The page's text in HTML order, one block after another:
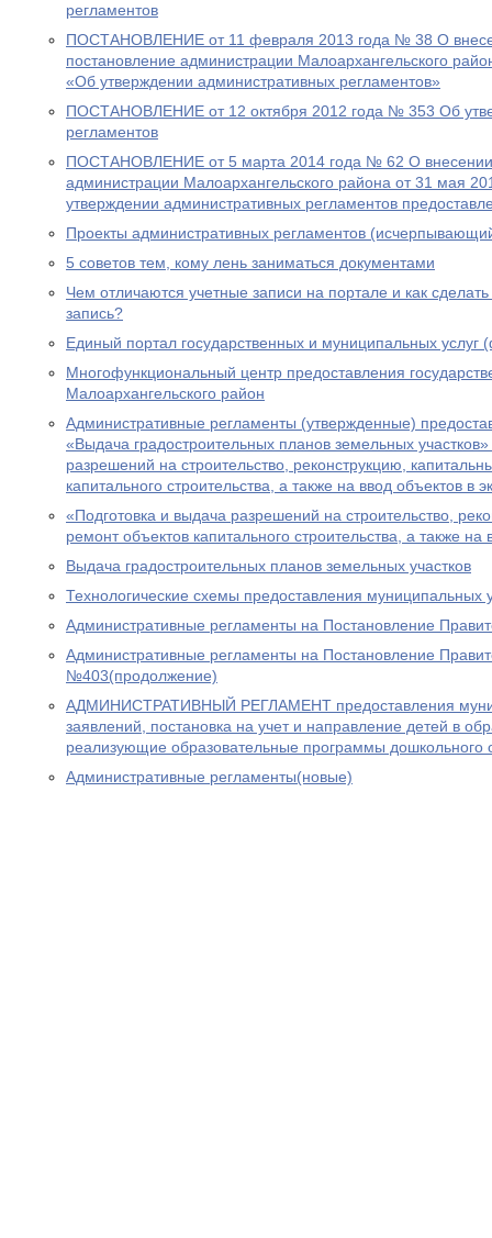
регламентов
ПОСТАНОВЛЕНИЕ от 11 февраля 2013 года № 38 О
постановление администрации Малоархангельского
«Об утверждении административных регламентов»
ПОСТАНОВЛЕНИЕ от 12 октября 2012 года № 353 Об
регламентов
ПОСТАНОВЛЕНИЕ от 5 марта 2014 года № 62 О внесении
администрации Малоархангельского района от 31 мая
утверждении административных регламентов
Проекты административных регламентов
5 советов тем, кому лень заниматься документами
Чем отличаются учетные записи на портале и как
запись?
Единый портал государственных и муниципальных услуг
Многофункциональный центр предоставления
Малоархангельского район
Административные регламенты (утвержденные)
«Выдача градостроительных планов земельных
разрешений на строительство, реконструкцию,
капитального строительства, а также на ввод объектов в
«Подготовка и выдача разрешений на строительство,
ремонт объектов капитального строительства, а также
Выдача градостроительных планов земельных участков
Технологические схемы предоставления
Административные регламенты на Постановление
Административные регламенты на Постановление
№403(продолжение)
АДМИНИСТРАТИВНЫЙ РЕГЛАМЕНТ предоставления
заявлений, постановка на учет и направление детей в
реализующие образовательные программы дошкольного
Административные регламенты(новые)